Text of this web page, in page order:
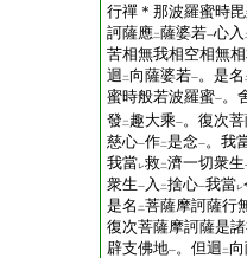
行禪＊那波羅蜜時
訶薩應二薩婆若一心入
苦相無我相空相無
迴 二 向薩婆若一。是名
蜜時般若波羅蜜一。
發 二 趣大乘一。復次
慈心一作二是念一。我
我當レ救二濟一切衆生
衆生一 入 二捨心一我當レ
是名 二菩薩摩訶薩行
復次菩薩摩訶薩是
辟支佛地一。但迴 二